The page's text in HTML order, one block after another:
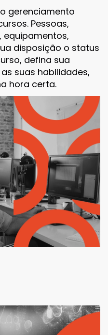
gerenciamento
Pessoas,
equipamentos,
disposição o status
defina sua
suas habilidades,
hora certa.